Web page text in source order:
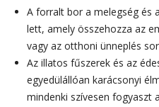
A forralt bor a melegség és
lett, amely összehozza az
vagy az otthoni ünneplés
Az illatos fűszerek és az
egyedülállóan karácsonyi
mindenki szívesen fogyaszt